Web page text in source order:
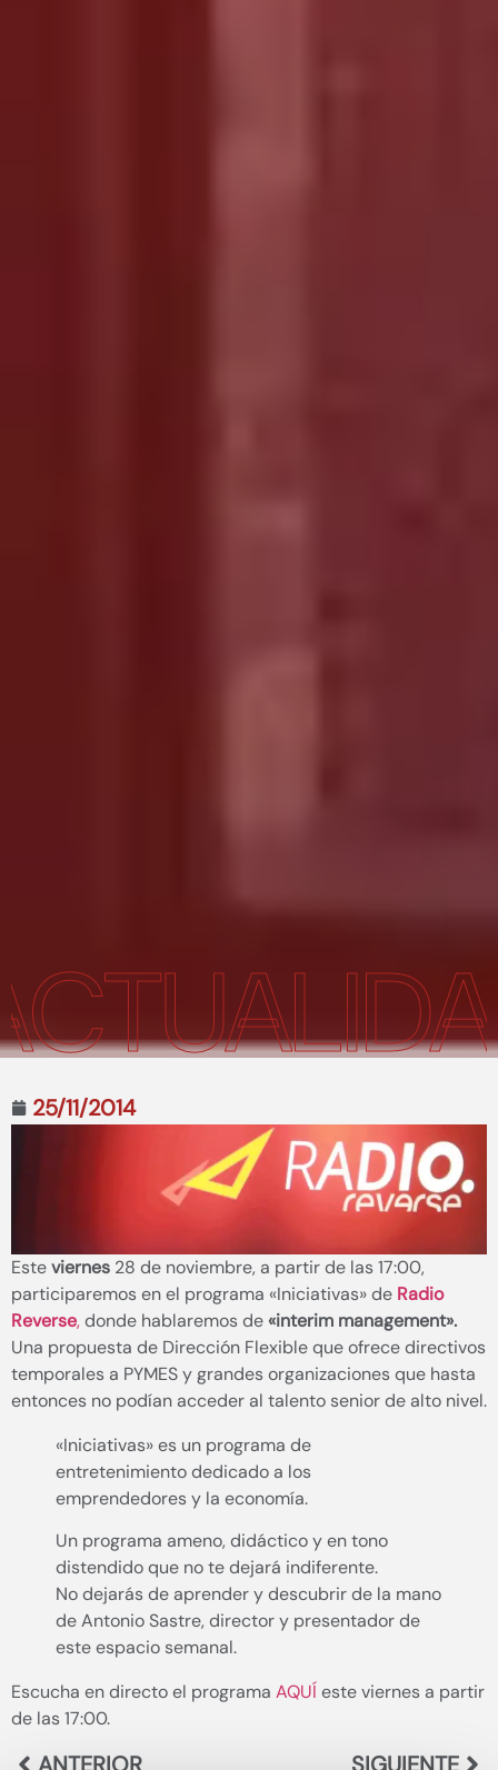
25/11/2014
Esteviernes 28 de noviembre, a partir de las 17:00,
participaremos en el programa «Iniciativas» de Radio
Reverse,donde hablaremos de «interim management».
Una propuesta de Dirección Flexible que ofrece directivos
temporales a PYMES y grandes organizaciones que hasta
entonces no podían acceder al talento senior de alto nivel.
«Iniciativas» es un programa de
entretenimiento dedicado a los
emprendedores y la economía.
Un programa ameno, didáctico y en tono
distendido que no te dejará indiferente.
No dejarás de aprender y descubrir de la mano
de Antonio Sastre, director y presentador de
este espacio semanal.
Escucha en directo el programa AQUÍ este viernes a partir
de las 17:00.